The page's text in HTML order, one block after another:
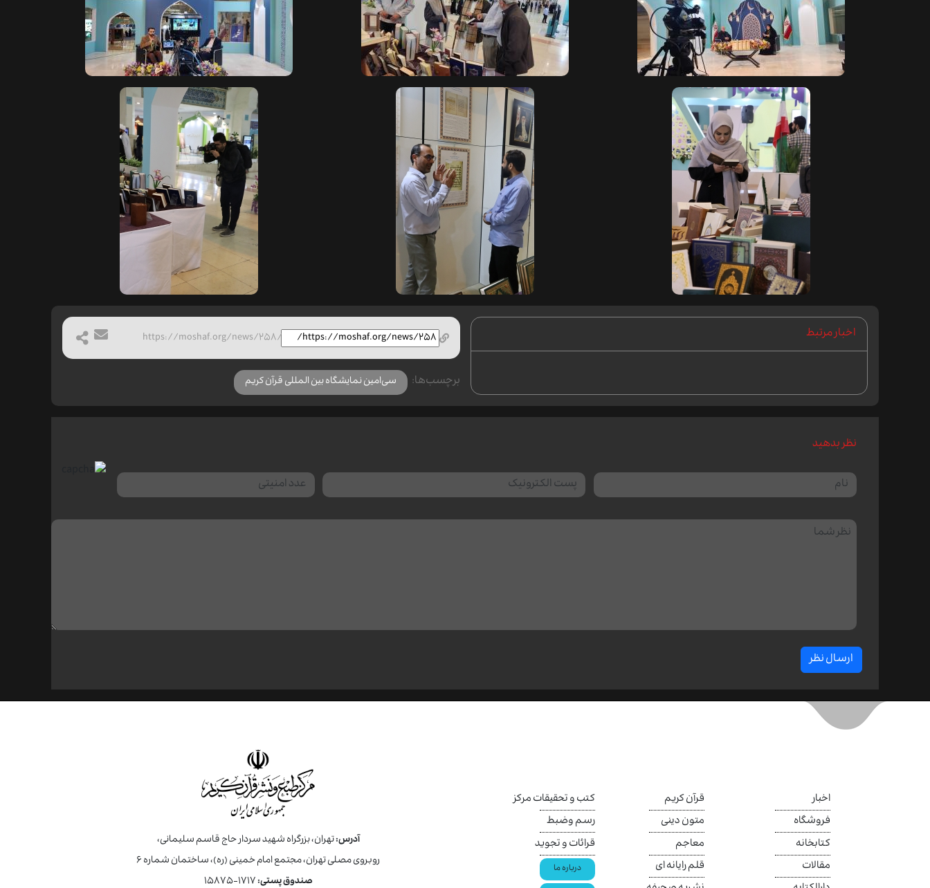
اخبار مرتبط https://moshaf.org/news/258/
برچسب‌ها: سی‌امین نمایشگاه بین المللی قرآن کریم
نظر بدهید
ارسال نظر
اخبار
فروشگاه
کتابخانه
مقالات
قرآن کریم
متون دینی
معاجم
قلم رایانه ای
کتب و تحقیقات مرکز
رسم وضبط
قرائات و تجوید
درباره ما
آدرس:تهران، بزرگراه شهید سردار حاج قاسم سلیمانی،
روبروی مصلی تهران، مجتمع امام خمینی (ره)، ساختمان شماره ۶
صندوق پستی:۱۷۱۷-۱۵۸۷۵